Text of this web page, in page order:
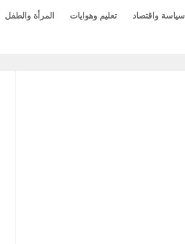
سياسة واقتصاد تعليم وهوايات المرأة والطفل